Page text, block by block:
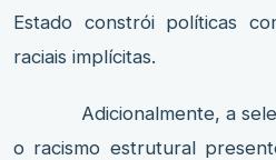
Estado constrói políticas
raciais implícitas.
Adicionalmente, a
o racismo estrutural